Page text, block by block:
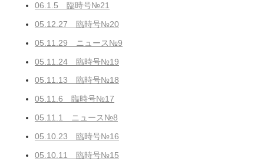
06.1.5 臨時号№21
05.12.27 臨時号№20
05.11.29 ニュース№9
05.11.24 臨時号№19
05.11.13 臨時号№18
05.11.6 臨時号№17
05.11.1 ニュース№8
05.10.23 臨時号№16
05.10.11 臨時号№15